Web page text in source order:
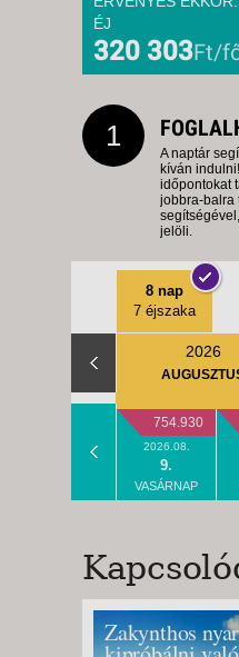
ÉJ
320 303Ft/
1
A naptár
kíván
időpontokat
jobbra-balra
jelöli.
8 nap
7 éjszaka
2026
754.930
2026.08.
9.
VASÁRNAP
Zakynthos